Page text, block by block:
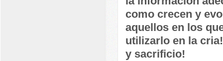
como crecen y
aquellos en los
utilizarlo en la
y sacrificio!